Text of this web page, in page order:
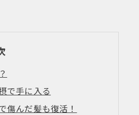
で手に入る
傷んだ髪も復活！